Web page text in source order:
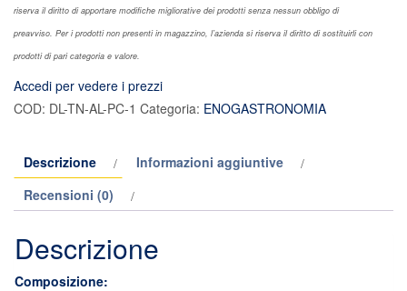
riserva il diritto di apportare modifiche migliorative dei prodotti senza nessun obbligo di
preavviso. Per i prodotti non presenti in magazzino, l’azienda si riserva il diritto di sostituirli con
prodotti di pari categoria e valore.
Accedi per vedere i prezzi
COD: DL-TN-AL-PC-1 Categoria: ENOGASTRONOMIA
Descrizione
Informazioni aggiuntive
Recensioni (0)
Descrizione
Composizione: